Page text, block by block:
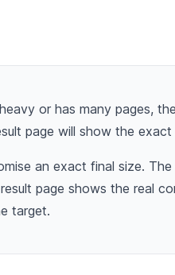
or has many pages,
page will show the exact
an exact final size.
page shows the real
target.